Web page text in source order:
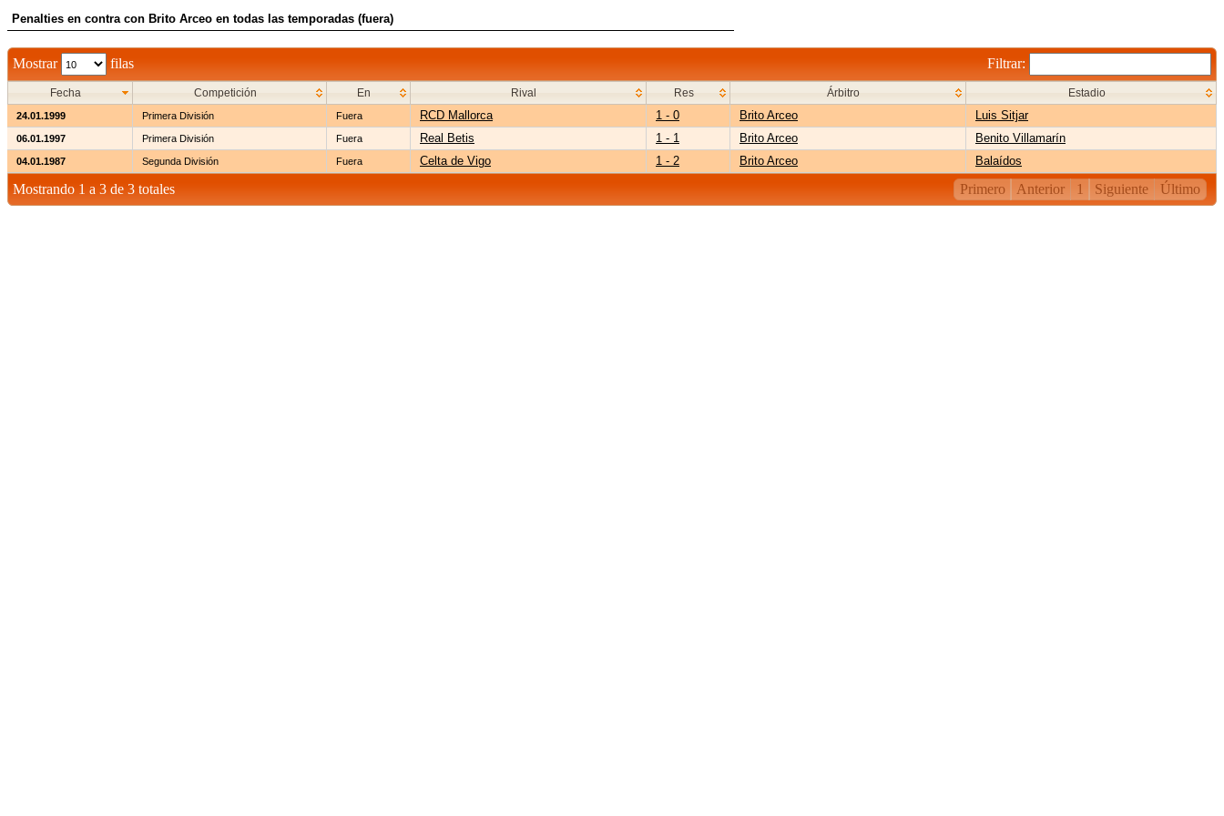
Penalties en contra con Brito Arceo en todas las temporadas (fuera)
Mostrar filas Filtrar:
Fecha Competición En Rival Res Árbitro Estadio
24.01.1999 Primera División Fuera RCD Mallorca 1 - 0 Brito Arceo Luis Sitjar
06.01.1997 Primera División Fuera Real Betis 1 - 1 Brito Arceo Benito Villamarín
04.01.1987 Segunda División Fuera Celta de Vigo 1 - 2 Brito Arceo Balaídos
Mostrando 1 a 3 de 3 totales Primero Anterior 1 Siguiente Último